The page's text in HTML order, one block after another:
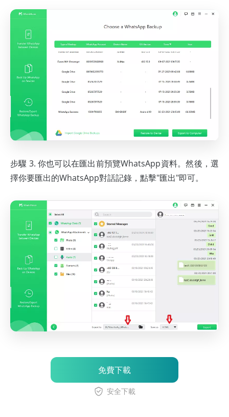
步驟 3. 你也可以在匯出前預覽WhatsApp資料。然後，選
擇你要匯出的WhatsApp對話記錄，點擊"匯出"即可。
免費下載
安全下載